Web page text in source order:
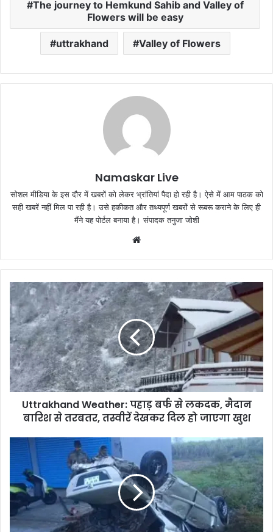
The journey to Hemkund Sahib and Valley of
Flowers will be easy
uttrakhand Valley of Flowers
Namaskar Live
सोशल मीडिया के इस दौर में खबरों को लेकर भ्रांतियां पैदा हो रही है। ऐसे में आम पाठक को
सही खबरें नहीं मिल पा रही है। उसे हकीकत और तथ्यपूर्ण खबरों से रूबरू कराने के लिए ही
मैंने यह पोर्टल बनाया है। संपादक तनुजा जोशी
b
s
i
t
e
Uttrakhand Weather: पहाड़ बर्फ से लकदक, मैदान
बारिश से तरबतर, तस्वीरें देखकर दिल हो जाएगा खुश